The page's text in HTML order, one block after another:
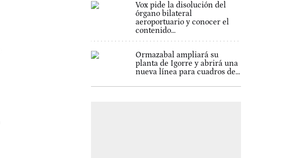
Vox pide la disolución del
órgano bilateral
aeroportuario y conocer el
contenido...
Ormazabal ampliará su
planta de Igorre y abrirá una
nueva línea para cuadros de...